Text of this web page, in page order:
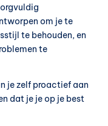
om je te
te behouden, en
te
je zelf proactief aan
dat je je op je best